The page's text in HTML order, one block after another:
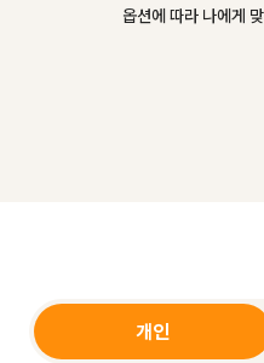
옵션에 따라 나에게
개인